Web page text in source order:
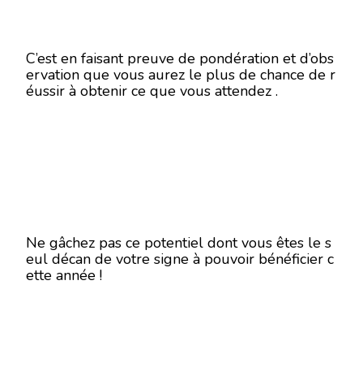
C’est en faisant preuve de pondération et d’obs
ervation que vous aurez le plus de chance de r
éussir à obtenir ce que vous attendez .
Ne gâchez pas ce potentiel dont vous êtes le s
eul décan de votre signe à pouvoir bénéficier c
ette année !